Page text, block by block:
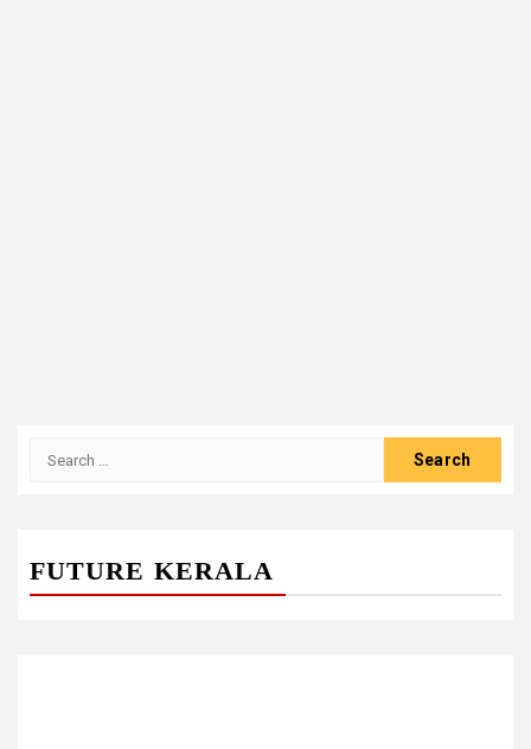
FUTURE KERALA